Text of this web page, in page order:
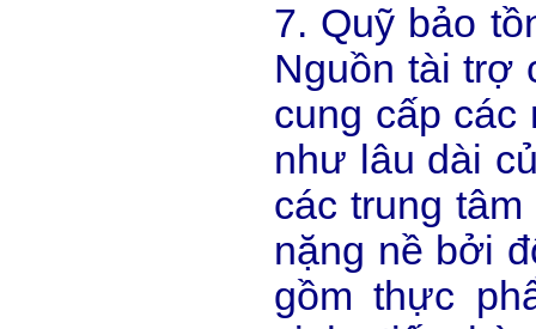
7. Quỹ bảo
Nguồn tài trợ
cung cấp các
như lâu dài
các trung
nặng nề bởi
gồm thực